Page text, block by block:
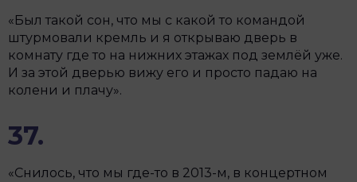
«Был такой сон, что мы с какой то командой
штурмовали кремль и я открываю дверь в
комнату где то на нижних этажах под землёй уже.
И за этой дверью вижу его и просто падаю на
колени и плачу».
37.
«Снилось, что мы где-то в 2013-м, в концертном